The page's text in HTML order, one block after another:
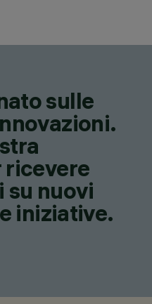
sulle
ricevere
su nuovi
iniziative.